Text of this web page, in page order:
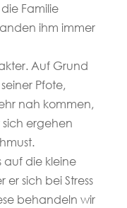
Familie
ihm immer
Auf Grund
Pfote,
nah kommen,
ergehen
auf die kleine
sich bei Stress
behandeln wir